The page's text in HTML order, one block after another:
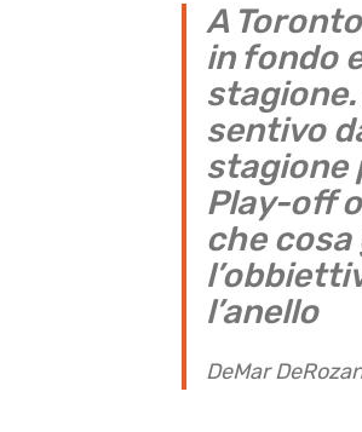
A
in fondo
sentivo
stagione
Play-off
che cosa
l’anello
DeMar